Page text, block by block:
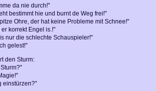
da nie durch!"
bestimmt hie und burnt de Weg frei!"
Ohre, der hat keine Probleme mit Schnee!"
korrekt Engel is.!"
nur die schlechte Schauspieler!"
gelest!"
den Sturm:
einstürzen?"